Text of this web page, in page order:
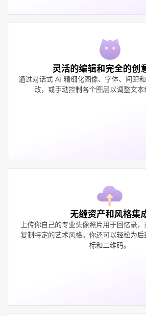
灵活的编辑和完全的创
通过对话式 AI 精细化图像、字体、间距
改，或手动控制各个图层以调整文本
无缝资产和风格集
上传你自己的专业头像照片用于回忆录
复制特定的艺术风格。你还可以轻松为
标和二维码。